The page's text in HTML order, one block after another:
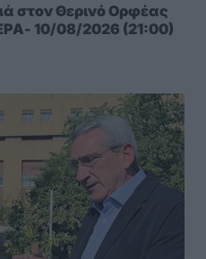
στον Θερινό Ορφέας
10/08/2026 (21:00)